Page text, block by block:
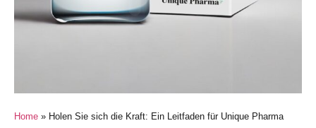
Home » Holen Sie sich die Kraft: Ein Leitfaden für Unique Pharma